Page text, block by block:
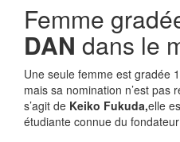
Femme
DAN dans le
Une seule femme est gradée
mais sa nomination n’est pas
s’agit de Keiko Fukuda,elle
étudiante connue du